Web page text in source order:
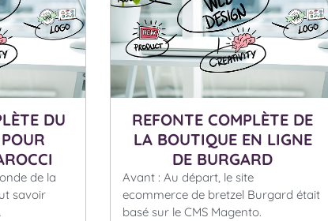
DU
de la
savoir
REFONTE COMPLÈTE DE
LA BOUTIQUE EN LIGNE
DE BURGARD
Avant : Au départ, le site
ecommerce de bretzel Burgard était
basé sur le CMS Magento.